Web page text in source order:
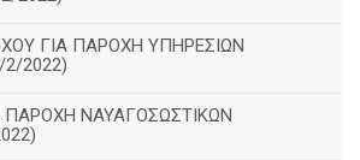
ΓΙΑ ΠΑΡΟΧΗ ΥΠΗΡΕΣΙΩΝ
2022)
ΠΑΡΟΧΗ ΝΑΥΑΓΟΣΩΣΤΙΚΩΝ